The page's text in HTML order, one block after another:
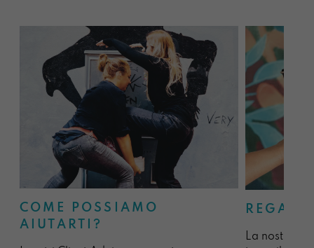
COME POSSIAMO
AIUTARTI?
La nostra